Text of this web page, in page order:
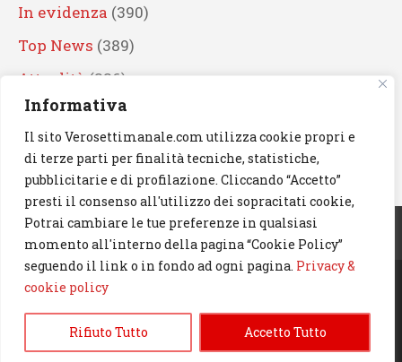
Informativa
Il sito Verosettimanale.com utilizza cookie propri e
di terze parti per finalità tecniche, statistiche,
pubblicitarie e di profilazione. Cliccando “Accetto”
presti il consenso all'utilizzo dei sopracitati cookie,
Potrai cambiare le tue preferenze in qualsiasi
momento all'interno della pagina “Cookie Policy”
seguendo il link o in fondo ad ogni pagina. Privacy &
cookie policy
Rifiuto Tutto Accetto Tutto
In evidenza (390)
Top News (389)
Attualità (336)
Eventi(330)
Artisti (241)
News(238)
Cerca
© 2023 Verosettimanale.com. All rights reserved.